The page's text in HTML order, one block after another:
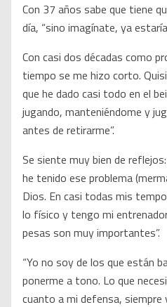
Con 37 años sabe que tiene
día, “sino imagínate, ya
Con casi dos décadas como
tiempo se me hizo corto.
que he dado casi todo en el
jugando, manteniéndome y
antes de retirarme”.
Se siente muy bien de
he tenido ese problema
Dios. En casi todas mis
lo físico y tengo mi
pesas son muy importantes”.
“Yo no soy de los que están
ponerme a tono. Lo que
cuanto a mi defensa, siempre